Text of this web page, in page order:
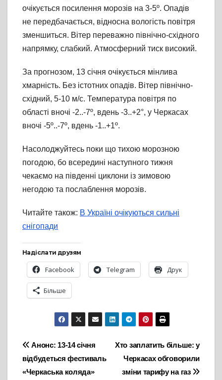
очікується посилення морозів на 3-5º. Опадів
не передбачається, відносна вологість повітря
зменшиться. Вітер переважно північно-східного
напрямку, слабкий. Атмосферний тиск високий.
За прогнозом, 13 січня очікується мінлива
хмарність. Без істотних опадів. Вітер північно-
східний, 5-10 м/с. Температура повітря по
області вночі -2..-7º, вдень -3..+2°, у Черкасах
вночі -5º..-7º, вдень -1..+1º.
Насолоджуйтесь поки що тихою морозною
погодою, бо всередині наступного тижня
чекаємо на південні циклони із зимовою
негодою та послаблення морозів.
Читайте також: В Україні очікуються сильні
снігопади
Надіслати друзям
Facebook Telegram Друк
Більше
Навігація
записів
Хто заплатить більше: у
Черкасах обговорили
зміни тарифу на газ
Анонс: 13-14 січня
відбудеться фестиваль
«Черкаська коляда»